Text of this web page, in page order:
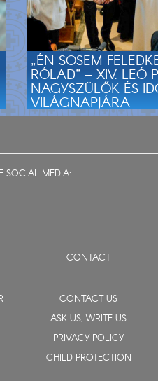
„ÉN SOSEM
RÓLAD” – XIV. LEÓ
NAGYSZÜLŐK ÉS
VILÁGNAPJÁRA
SOCIAL MEDIA:
CONTACT
CONTACT US
ASK US, WRITE US
PRIVACY POLICY
CHILD PROTECTION